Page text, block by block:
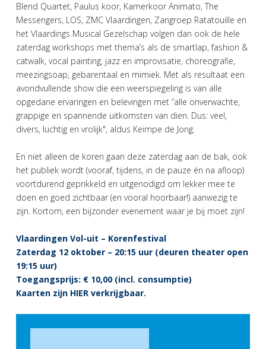
Blend Quartet, Paulus koor, Kamerkoor Animato, The
Messengers, LOS, ZMC Vlaardingen, Zangroep Ratatouille en
het Vlaardings Musical Gezelschap volgen dan ook de hele
zaterdag workshops met thema’s als de smartlap, fashion &
catwalk, vocal painting, jazz en improvisatie, choreografie,
meezingsoap, gebarentaal en mimiek. Met als resultaat een
avondvullende show die een weerspiegeling is van alle
opgedane ervaringen en belevingen met “alle onverwachte,
grappige en spannende uitkomsten van dien. Dus: veel,
divers, luchtig en vrolijk", aldus Keimpe de Jong.
En niet alleen de koren gaan deze zaterdag aan de bak, ook
het publiek wordt (vooraf, tijdens, in de pauze én na afloop)
voortdurend geprikkeld en uitgenodigd om lekker mee te
doen en goed zichtbaar (en vooral hoorbaar!) aanwezig te
zijn. Kortom, een bijzonder evenement waar je bij moet zijn!
Vlaardingen Vol-uit – Korenfestival
Zaterdag 12 oktober – 20:15 uur (deuren theater open
19:15 uur)
Toegangsprijs: € 10,00 (incl. consumptie)
Kaarten zijn HIER verkrijgbaar.